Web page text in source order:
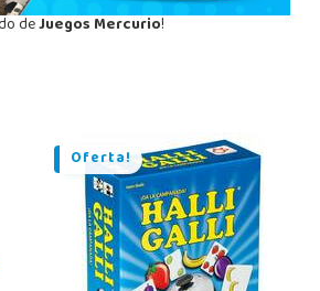
deJuegos Mercurio!
Oferta!